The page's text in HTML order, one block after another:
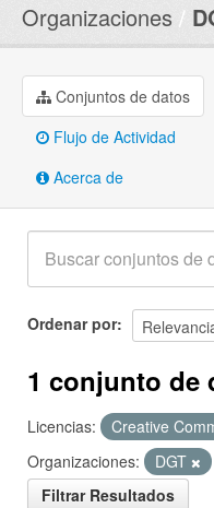
Organizaciones
Conjuntos de datos
Flujo de Actividad
Acerca de
Ordenar por
1 conjunto de
Licencias:
Creative
Organizaciones:
DGT
Filtrar Resultados